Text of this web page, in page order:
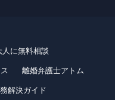
に無料相談
離婚弁護士アトム
解決ガイド